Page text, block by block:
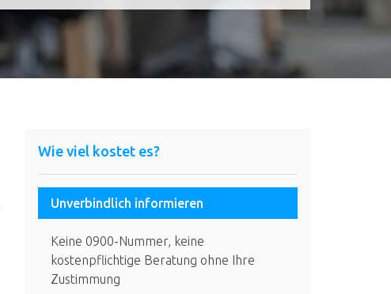
Wie viel kostet es?
Unverbindlich informieren
Keine 0900-Nummer, keine
kostenpflichtige Beratung ohne Ihre
Zustimmung